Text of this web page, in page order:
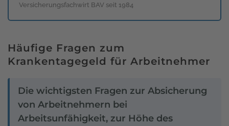
Versicherungsfachwirt BAV seit 1984
Häufige Fragen zum
Krankentagegeld für Arbeitnehmer
Die wichtigsten Fragen zur Absicherung
von Arbeitnehmern bei
Arbeitsunfähigkeit, zur Höhe des